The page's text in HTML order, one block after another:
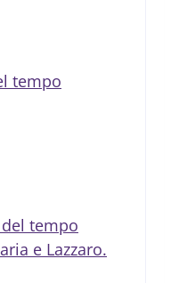
tempo
tempo
e Lazzaro.